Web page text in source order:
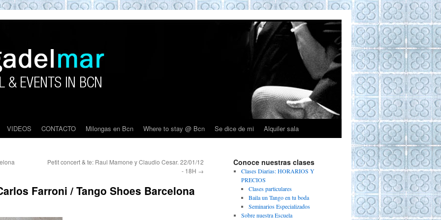
VIDEOS CONTACTO Milongas en Bcn Where to stay @ Bcn Se dice de mi Alquiler sala
Petit concert & te: Raul Mamone y Claudio Cesar. 22/01/12
- 18H →
Farroni / Tango Shoes Barcelona
Conoce nuestras clases
Clases Diarias: HORARIOS Y
PRECIOS
Clases particulares
Baila un Tango en tu boda
Seminarios Especializados
Sobre nuestra Escuela